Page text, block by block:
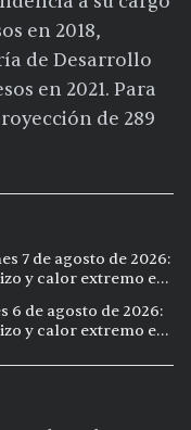
en 2018,
de Desarrollo
en 2021. Para
de 289
7 de agosto de 2026:
y calor extremo en
6 de agosto de 2026:
y calor extremo en